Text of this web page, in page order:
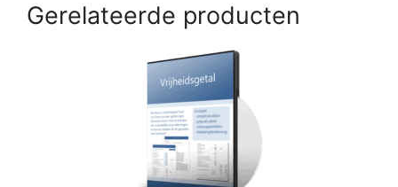
Gerelateerde producten